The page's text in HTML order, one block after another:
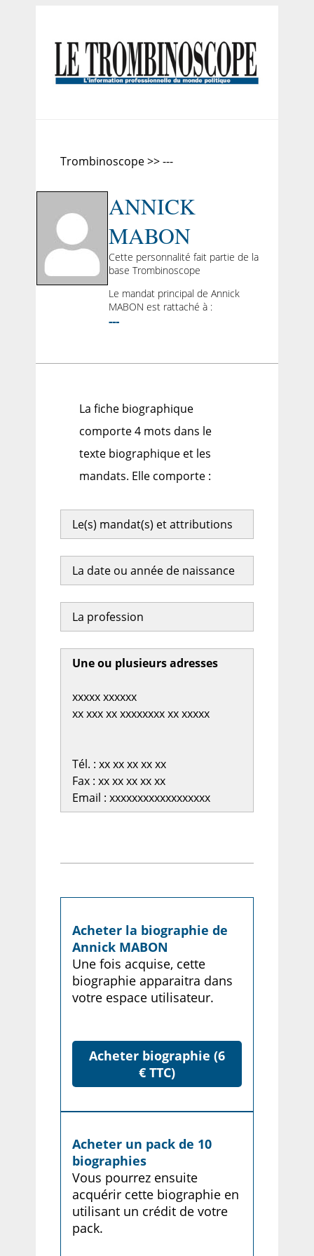
Trombinoscope >> ---
ANNICK
MABON
Cette personnalité fait partie de la
base Trombinoscope
Le mandat principal de Annick
MABON est rattaché à :
---
La fiche biographique
comporte 4 mots dans le
texte biographique et les
mandats. Elle comporte :
Le(s) mandat(s) et attributions
La date ou année de naissance
La profession
Une ou plusieurs adresses
xxxxx xxxxxx
xx xxx xx xxxxxxxx xx xxxxx
Tél. : xx xx xx xx xx
Fax : xx xx xx xx xx
Email : xxxxxxxxxxxxxxxxxx
Acheter la biographie de
Annick MABON
Une fois acquise, cette
biographie apparaitra dans
votre espace utilisateur.
Acheter biographie (6
€ TTC)
Acheter un pack de 10
biographies
Vous pourrez ensuite
acquérir cette biographie en
utilisant un crédit de votre
pack.